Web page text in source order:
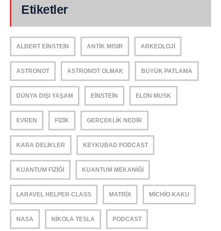
Etiketler
ALBERT EINSTEIN ANTIK MISIR ARKEOLOJI
ASTRONOT ASTRONOT OLMAK BÜYÜK PATLAMA
DÜNYA DIŞI YAŞAM EINSTEIN ELON MUSK
EVREN FIZIK GERÇEKLIK NEDIR
KARA DELIKLER KEYKUBAD PODCAST
KUANTUM FIZIĞI KUANTUM MEKANIĞI
LARAVEL HELPER CLASS MATRIX MICHIO KAKU
NASA NIKOLA TESLA PODCAST